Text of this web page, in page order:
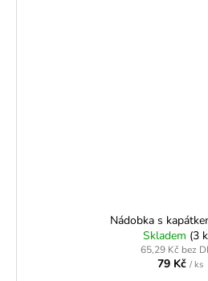
Nádobka s
Skladem (3
65,29 Kč bez
79 Kč / ks